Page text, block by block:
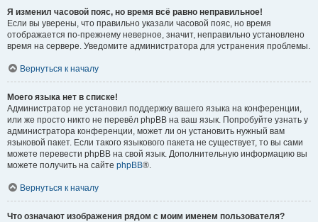
Я изменил часовой пояс, но время всё равно неправильное!
Если вы уверены, что правильно указали часовой пояс, но время
отображается по-прежнему неверное, значит, неправильно установлено
время на сервере. Уведомите администратора для устранения проблемы.
Вернуться к началу
Моего языка нет в списке!
Администратор не установил поддержку вашего языка на конференции,
или же просто никто не перевёл phpBB на ваш язык. Попробуйте узнать у
администратора конференции, может ли он установить нужный вам
языковой пакет. Если такого языкового пакета не существует, то вы сами
можете перевести phpBB на свой язык. Дополнительную информацию вы
можете получить на сайте phpBB®.
Вернуться к началу
Что означают изображения рядом с моим именем пользователя?